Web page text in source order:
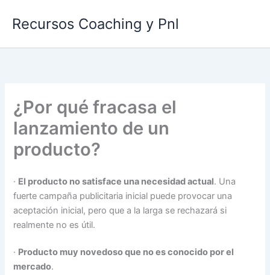
Recursos Coaching y Pnl
¿Por qué fracasa el
lanzamiento de un
producto?
· El producto no satisface una necesidad actual. Una
fuerte campaña publicitaria inicial puede provocar una
aceptación inicial, pero que a la larga se rechazará si
realmente no es útil.
· Producto muy novedoso que no es conocido por el
mercado.